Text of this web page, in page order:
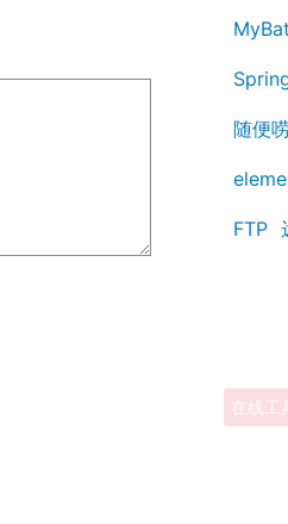
随便
FTP